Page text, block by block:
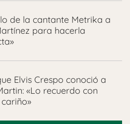
de la cantante Metrika a
para hacerla
Elvis Crespo conoció a
«Lo recuerdo con